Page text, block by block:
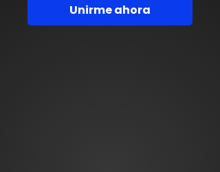
Unirme ahora